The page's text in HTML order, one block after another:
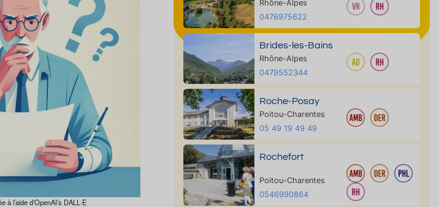
à l’aide d’OpenAI’s DALL·E
Rhône-Alpes
0476975622
Brides-les-Bains
Rhône-Alpes
0479552344
Roche-Posay
Poitou-Charentes
05 49 19 49 49
Rochefort
Poitou-Charentes
0546990864